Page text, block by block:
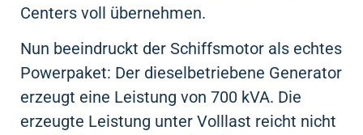
Centers voll übernehmen.
Nun beeindruckt der Schiffsmotor als echtes
Powerpaket: Der dieselbetriebene Generator
erzeugt eine Leistung von 700 kVA. Die
erzeugte Leistung unter Volllast reicht nicht